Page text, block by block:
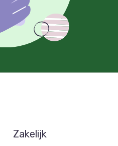
Zakelijk